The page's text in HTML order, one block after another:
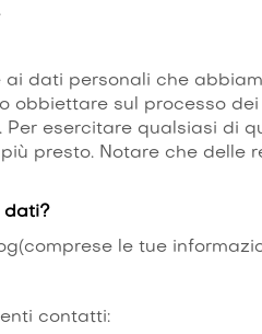
dati personali che
obbiettare sul processo
Per esercitare qualsiasi di
presto. Notare che delle
dati?
le tue
contatti: